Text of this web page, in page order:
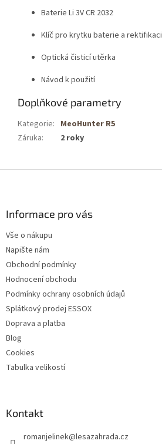
Baterie Li 3V CR 2032
Klíč pro krytku baterie a rektifikaci
Optická čisticí utěrka
Návod k použití
Doplňkové parametry
Kategorie: MeoHunter R5
Záruka: 2 roky
Informace pro vás
Vše o nákupu
Napište nám
Obchodní podmínky
Hodnocení obchodu
Podmínky ochrany osobních údajů
Splátkový prodej ESSOX
Doprava a platba
Blog
Cookies
Tabulka velikostí
Kontakt
romanjelinek@lesazahrada.cz